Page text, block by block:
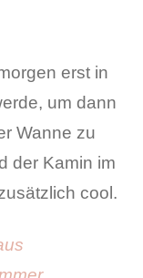
erst in
um dann
Wanne zu
der Kamin im
cool.